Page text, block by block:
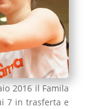
2016 il Famila
7 in trasferta e